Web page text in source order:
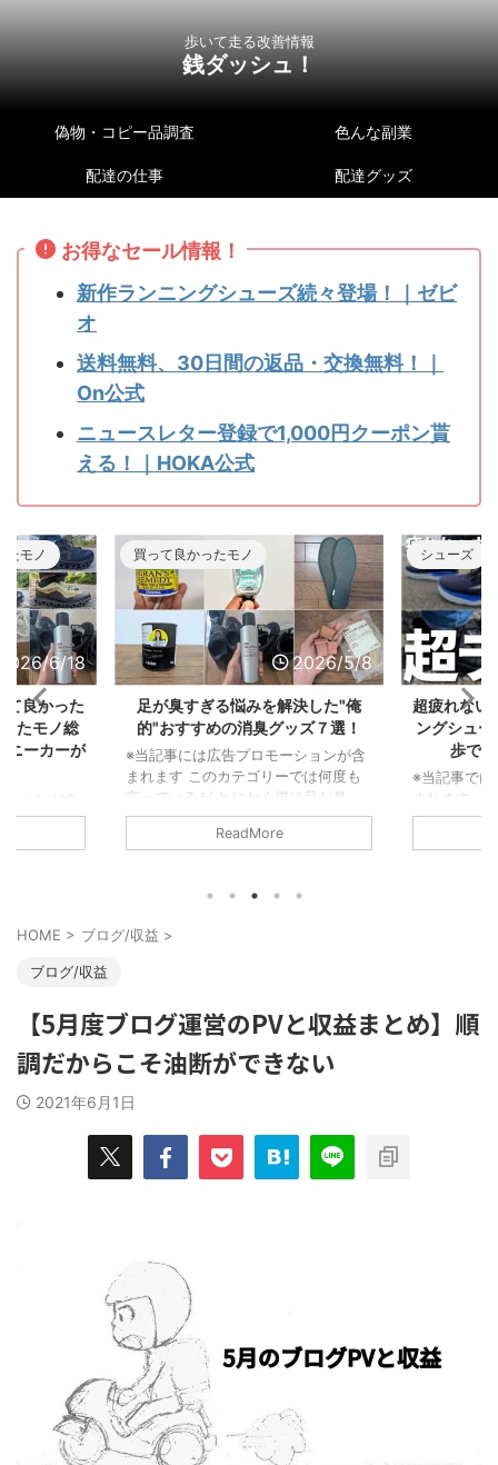
歩いて走る改善情報
銭ダッシュ！
偽物・コピー品調査 色んな副業
配達の仕事 配達グッズ
お得なセール情報！
新作ランニングシューズ続々登場！｜ゼビ
オ
送料無料、30日間の返品・交換無料！｜
On公式
ニュースレター登録で1,000円クーポン貰
える！｜HOKA公式
たモノ
6/18
良かった
たモノ総
ニーカーが
ョンが含
は落ちると
。 まさか
たんだ。
やっていき
とで、
ったモノ
と紹介して
買って良かったモノ
2026/5/8
足が臭すぎる悩みを解決した"俺
的"おすすめの消臭グッズ７選！
※当記事には広告プロモーションが含
まれます このカテゴリーでは何度も
言っているが とにかく僕は足が臭
い。 東に足を向ければ臭さが一周し
て西から後頭部に当たるくらいだ。
さ～メガトン級の足の臭さまで色んな
かるぞ。 ということで、僕の足が臭
みを解決した"俺的"おすすめの消臭グ
ッズ７選！ 自分の足の臭さがメガト
ン級に近い人ほど、 ...
ReadMore
シューズ
超疲れない
ングシュ
歩で
※当記事では
まれます
ウォーキン
ューズを選
グシューズ
HOME > ブログ/収益 >
ブログ/収益
【5月度ブログ運営のPVと収益まとめ】順
調だからこそ油断ができない
2021年6月1日